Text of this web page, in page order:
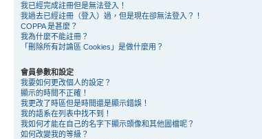
我已經完成註冊但是無法登入！
我過去已經註冊（登入）過，但是現在卻無法登入？！
COPPA 是甚麼？
我為什麼不能註冊？
「刪除所有討論區 Cookies」是做什麼用？
會員參數和設定
我要如何更改個人的設定？
顯示的時間不正確！
我更改了時區但是時間還是顯示錯誤！
我的語系在列表中找不到！
我如何才能在自己的名字下顯示頭像和其他圖檔呢？
如何改變我的等級？